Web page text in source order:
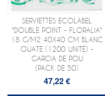
SERVIETTES ECOLABEL
"DOUBLE POINT - FLORALIA"
18 G/M2 40X40 CM BLANC
OUATE (1200 UNITÉ) -
GARCIA DE POU
(PACK DE 50)
47,22 €